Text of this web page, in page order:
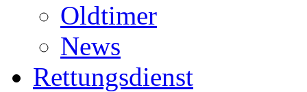
Oldtimer
News
Rettungsdienst